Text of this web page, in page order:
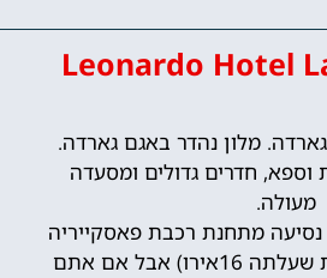
Leonardo Hotel
גארדה. מלון נהדר באגם גארדה.
וספא, חדרים גדולים ומסעדה
מעולה.
10 דקות נסיעה מתחנת רכבת פאסקייריה
דיי גארדה (לקחנו מונית שעלתה 16אירו) אבל אם אתם